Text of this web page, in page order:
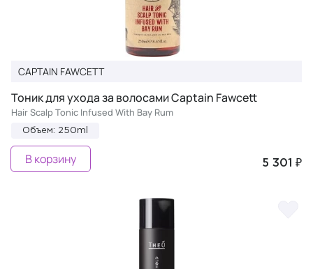
CAPTAIN FAWCETT
Тоник для ухода за волосами Captain Fawcett
Hair Scalp Tonic Infused With Bay Rum
Объем: 250ml
5 301 ₽
В корзину